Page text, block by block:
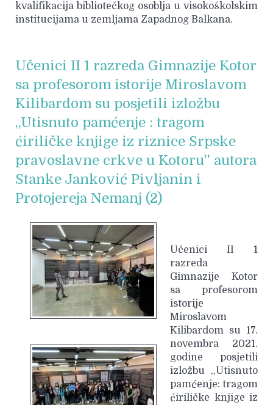
kvalifikacija bibliotečkog osoblja u visokoškolskim
institucijama u zemljama Zapadnog Balkana.
Učenici II 1 razreda Gimnazije Kotor
sa profesorom istorije Miroslavom
Kilibardom su posjetili izložbu
,,Utisnuto pamćenje : tragom
ćiriličke knjige iz riznice Srpske
pravoslavne crkve u Kotoru'' autora
Stanke Janković Pivljanin i
Protojereja Nemanj (2)
Učenici II 1
razreda
Gimnazije Kotor
sa profesorom
istorije
Miroslavom
Kilibardom su 17.
novembra 2021.
godine posjetili
izložbu ,,Utisnuto
pamćenje: tragom
ćiriličke knjige iz